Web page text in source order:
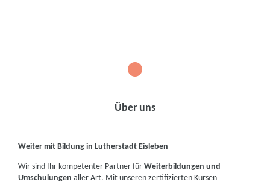
Über uns
Weiter mit Bildung in Lutherstadt Eisleben
Wir sind Ihr kompetenter Partner fürWeiterbildungen und
Umschulungen aller Art. Mit unseren zertifizierten Kursen